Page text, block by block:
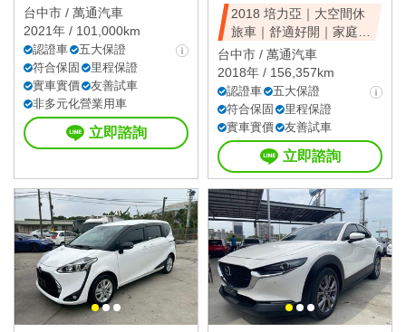
台中市 / 萬通汽車
2021年 / 101,000km
認證車
五大保證
符合保固
里程保證
實車實價
友善試車
非多元化營業用車
立即諮詢
2018 培力亞｜大空間休
旅車｜舒適好開｜家庭首
選｜可全額貸
台中市 / 萬通汽車
2018年 / 156,357km
認證車
五大保證
符合保固
里程保證
實車實價
友善試車
立即諮詢